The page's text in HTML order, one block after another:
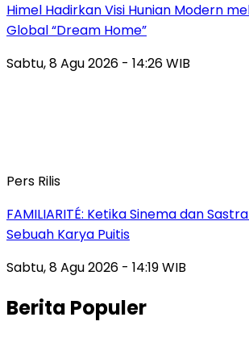
Himel Hadirkan Visi Hunian Modern
Global “Dream Home”
Sabtu, 8 Agu 2026 - 14:26 WIB
Pers Rilis
FAMILIARITÉ: Ketika Sinema dan
Sebuah Karya Puitis
Sabtu, 8 Agu 2026 - 14:19 WIB
Berita Populer